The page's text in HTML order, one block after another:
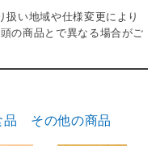
い地域や仕様変更により
の商品とで異なる場合がご
品 その他の商品